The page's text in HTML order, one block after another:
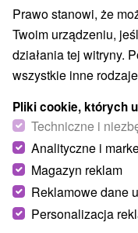
Kolejki linowe(1)
Wsie i miasta
Prawo stanowi, że
Twoim urządzeniu,
działania tej witryny.
wszystkie inne
Pliki cookie, których
Techniczne i
Analityczne i
Magazyn reklam
Reklamowe dane
Personalizacja